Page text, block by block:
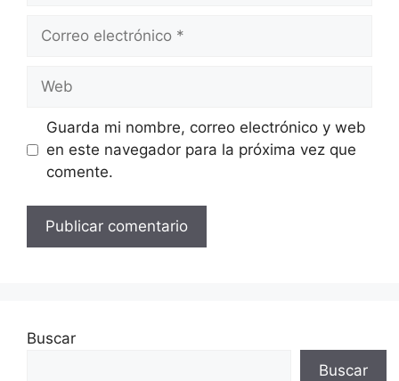
electrónico
Guarda mi nombre, correo electrónico y web
en este navegador para la próxima vez que
comente.
Buscar
Buscar